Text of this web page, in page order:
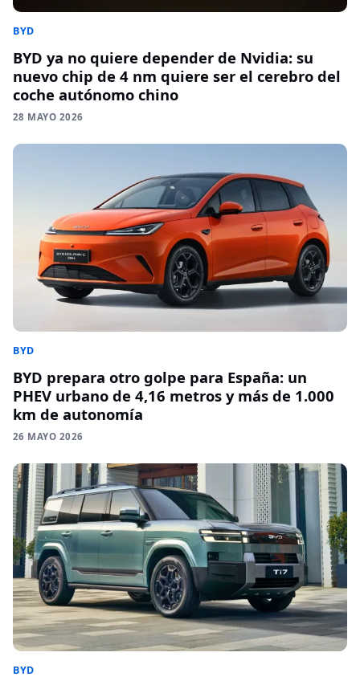
BYD
BYD ya no quiere depender de Nvidia: su
nuevo chip de 4 nm quiere ser el cerebro del
coche autónomo chino
28 MAYO 2026
BYD
BYD prepara otro golpe para España: un
PHEV urbano de 4,16 metros y más de 1.000
km de autonomía
26 MAYO 2026
BYD